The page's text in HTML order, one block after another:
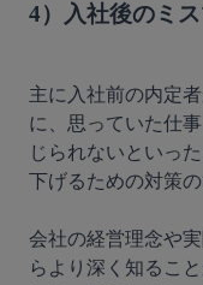
4）入社後のミ
主に入社前の内定
に、思っていた仕
じられないといっ
下げるための対策の
会社の経営理念や
らより深く知るこ